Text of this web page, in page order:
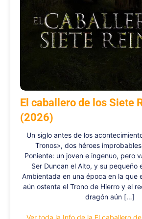
El caballero de los Siete
(2026)
Un siglo antes de los
Tronos», dos héroes
Poniente: un joven e ingenuo, pero
Ser Duncan el Alto, y su pequeño
Ambientada en una época en la que
aún ostenta el Trono de Hierro y el
dragón aún […]